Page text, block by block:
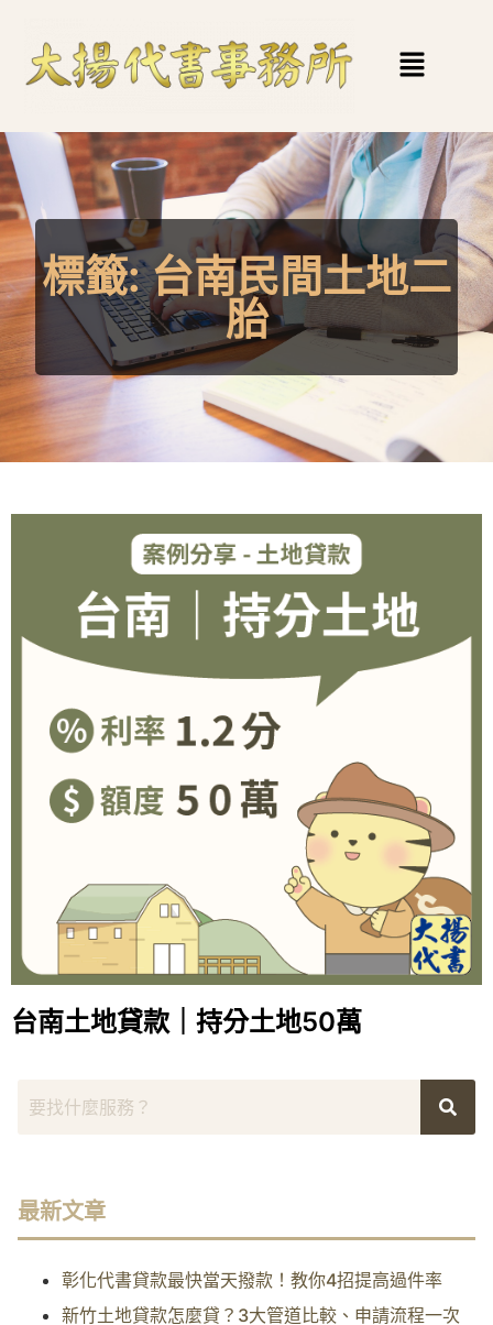
標籤:台南民間土地二
胎
台南土地貸款｜持分土地50萬
最新文章
彰化代書貸款最快當天撥款！教你4招提高過件率
新竹土地貸款怎麼貸？3大管道比較、申請流程一次